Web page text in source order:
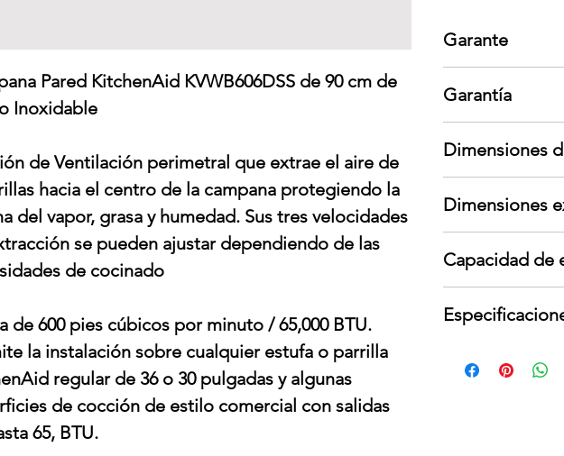
Pared KitchenAid KVWB606DSS de 90 cm de
Inoxidable
de Ventilación perimetral que extrae el aire de
hacia el centro de la campana protegiendo la
del vapor, grasa y humedad. Sus tres velocidades
se pueden ajustar dependiendo de las
de cocinado
de 600 pies cúbicos por minuto / 65,000 BTU.
la instalación sobre cualquier estufa o parrilla
regular de 36 o 30 pulgadas y algunas
de cocción de estilo comercial con salidas
65, BTU.
Garante
Garantía
garante; no cubre
contar con todos
Dimensiones
Ancho: cm
Dimensiones
Ancho: cm
Capacidad de
599 CFM
Frecuencia: 60 Hz